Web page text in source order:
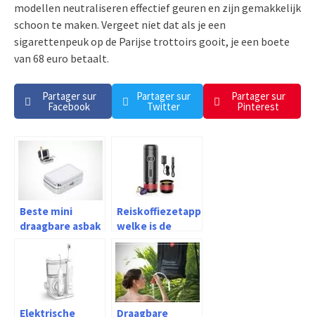
modellen neutraliseren effectief geuren en zijn gemakkelijk
schoon te maken. Vergeet niet dat als je een
sigarettenpeuk op de Parijse trottoirs gooit, je een boete
van 68 euro betaalt.
Partager sur
Facebook
Partager sur
Twitter
Partager sur
Pinterest
Beste mini
draagbare asbak
2026 – Koopgids
Reiskoffiezetapparaat:
welke is de
beste in 2026?
Elektrische
Draagbare